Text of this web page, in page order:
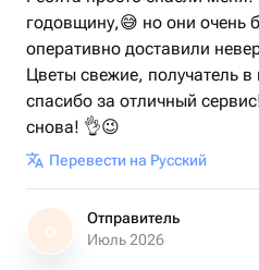
годовщину,😅 но они очень
оперативно доставили
Цветы свежие, получатель
спасибо за отличный
снова! 👌😉
Перевести на Русский
О
Отправитель
Июль 2026